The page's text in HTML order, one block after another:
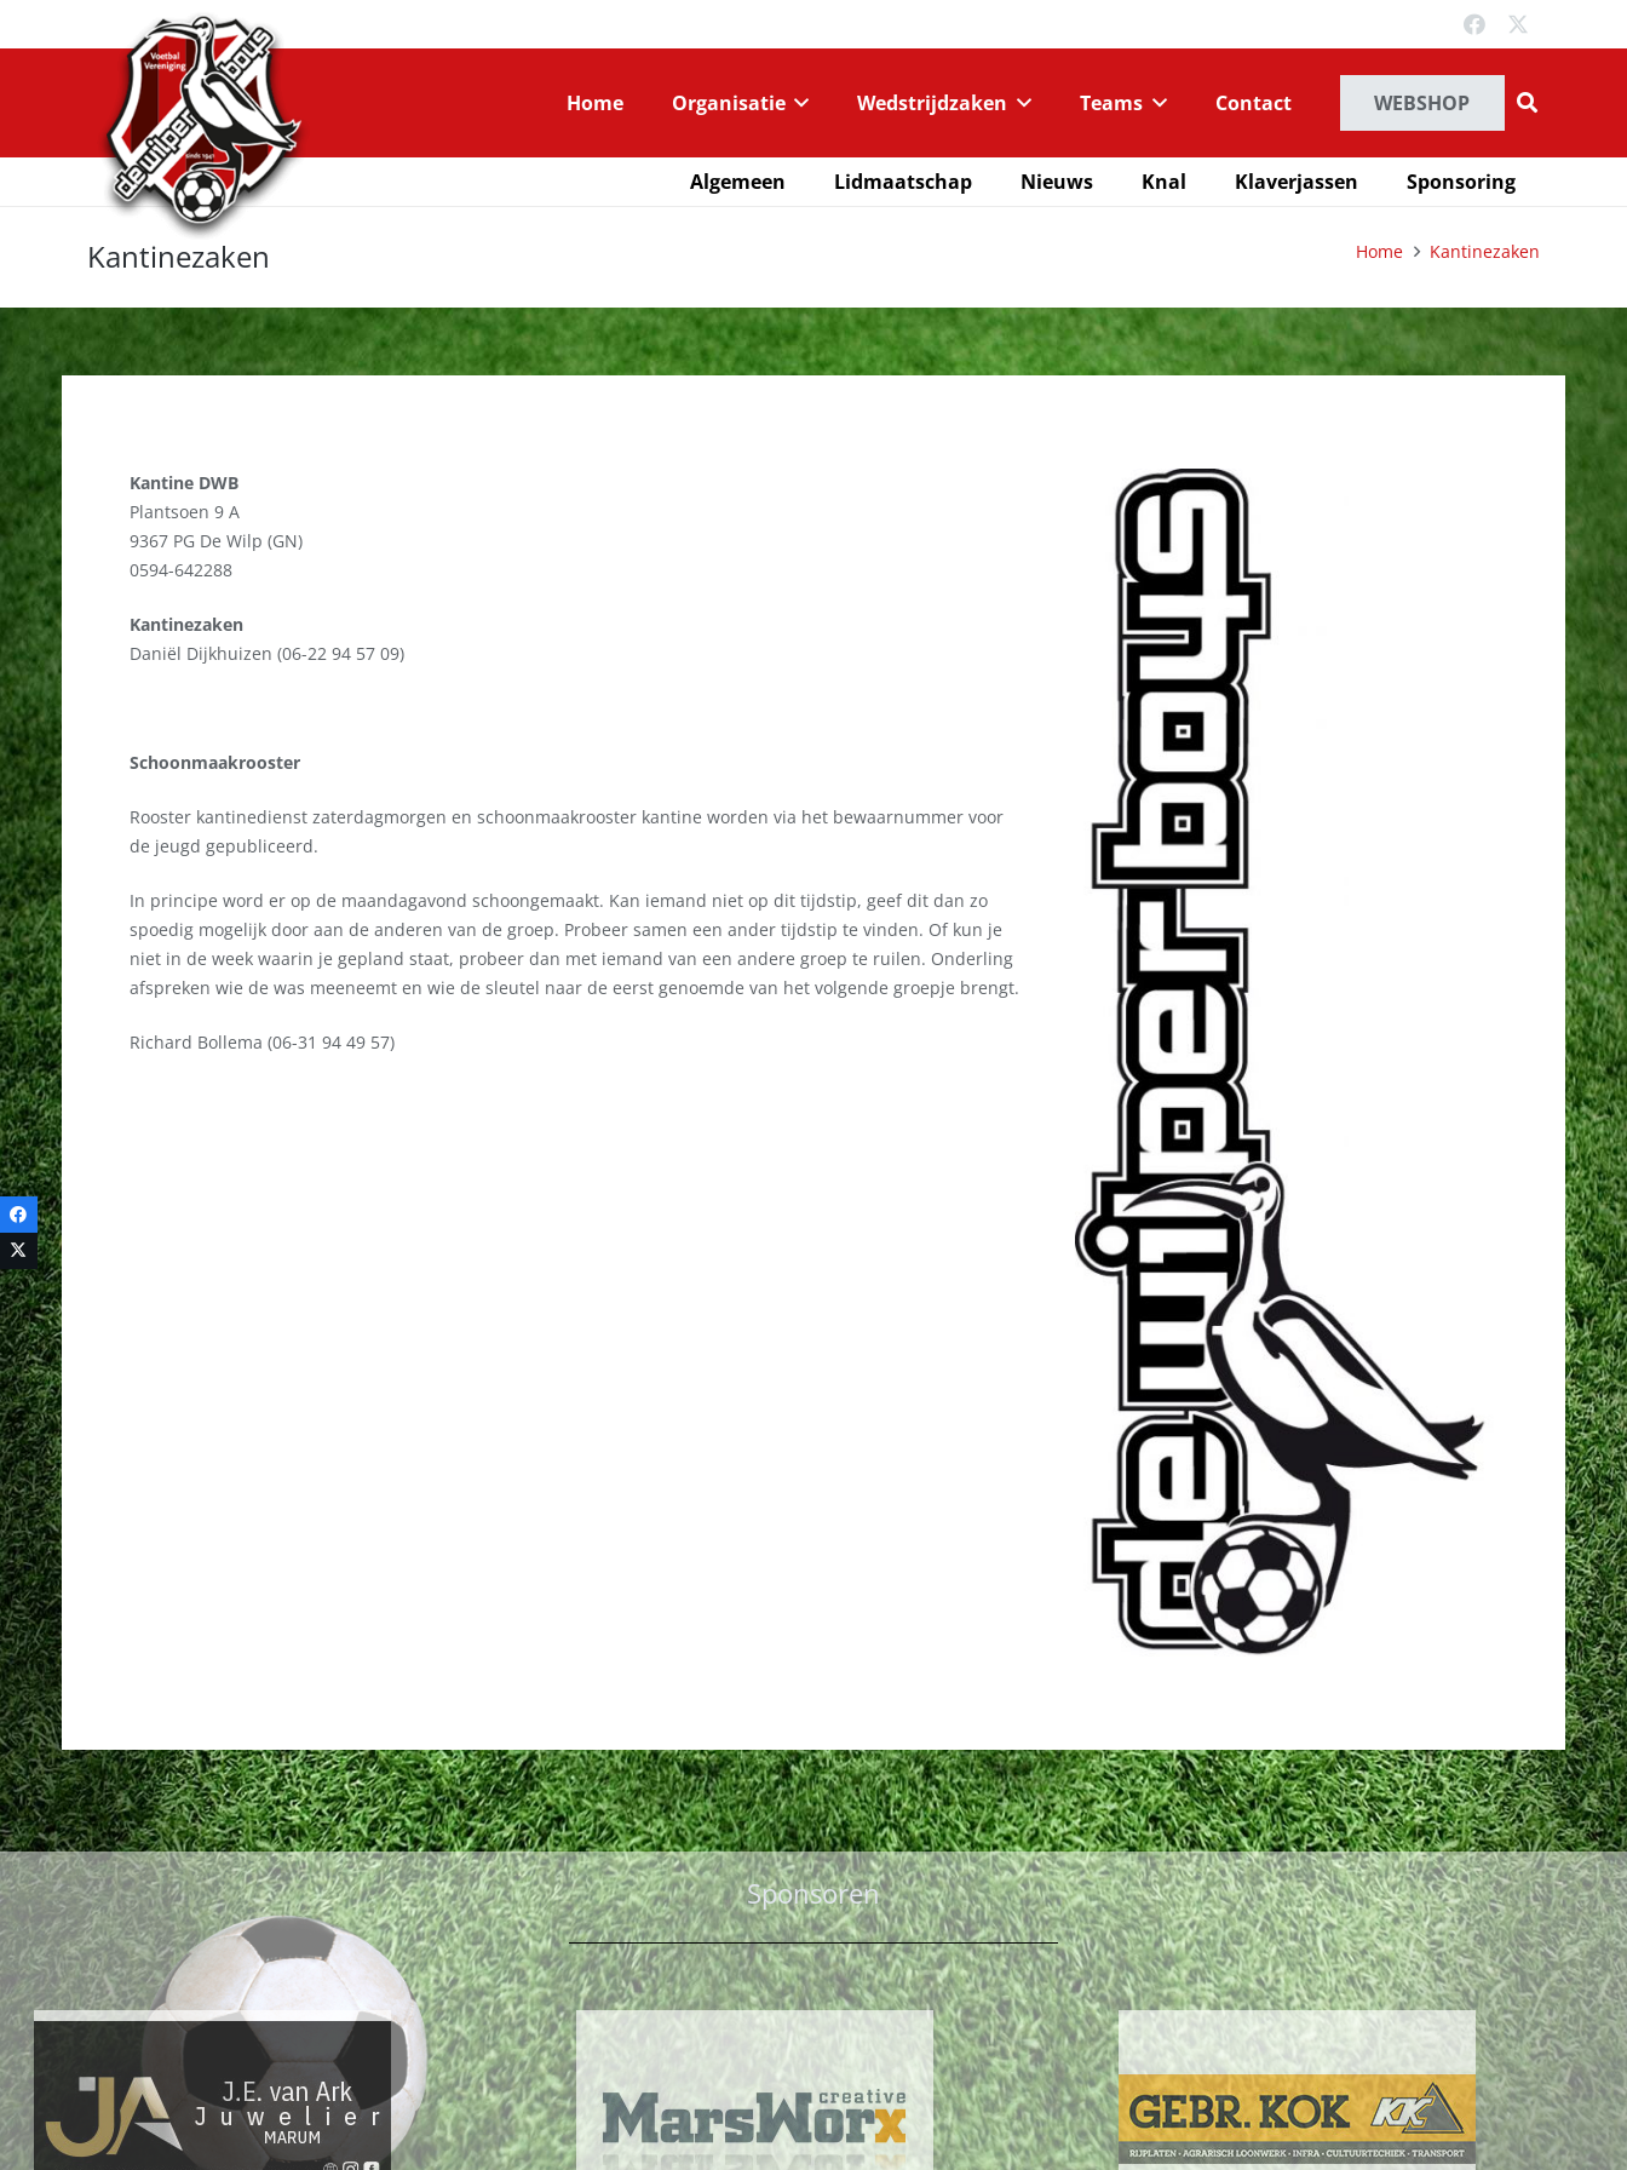
Home Organisatie Wedstrijdzaken Teams Contact WEBSHOP
Algemeen Lidmaatschap Nieuws Knal Klaverjassen Sponsoring
Kantinezaken Home Kantinezaken
Kantine DWB
Plantsoen 9 A
9367 PG De Wilp (GN)
0594-642288
Kantinezaken
Daniël Dijkhuizen (06-22 94 57 09)
Schoonmaakrooster
Rooster kantinedienst zaterdagmorgen en schoonmaakrooster kantine worden via het bewaarnummer voor
de jeugd gepubliceerd.
In principe word er op de maandagavond schoongemaakt. Kan iemand niet op dit tijdstip, geef dit dan zo
spoedig mogelijk door aan de anderen van de groep. Probeer samen een ander tijdstip te vinden. Of kun je
niet in de week waarin je gepland staat, probeer dan met iemand van een andere groep te ruilen. Onderling
afspreken wie de was meeneemt en wie de sleutel naar de eerst genoemde van het volgende groepje brengt.
Richard Bollema (06-31 94 49 57)
Sponsoren